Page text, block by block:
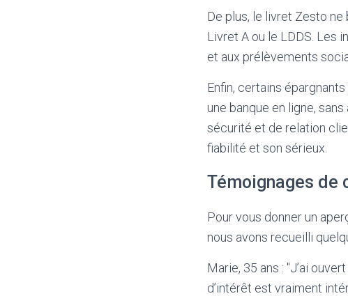
De plus, le livret Zesto
Livret A ou le LDDS. Les
et aux prélèvements
Enfin, certains
une banque en ligne,
sécurité et de relation
fiabilité et son sérieux.
Témoignages de
Pour vous donner un
nous avons recueilli
Marie, 35 ans : "J’ai
d’intérêt est vraiment